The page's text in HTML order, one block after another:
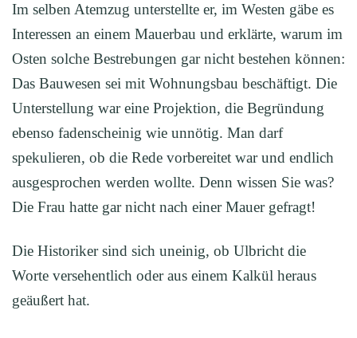
Im selben Atemzug unterstellte er, im Westen gäbe es
Interessen an einem Mauerbau und erklärte, warum im
Osten solche Bestrebungen gar nicht bestehen können:
Das Bauwesen sei mit Wohnungsbau beschäftigt. Die
Unterstellung war eine Projektion, die Begründung
ebenso fadenscheinig wie unnötig. Man darf
spekulieren, ob die Rede vorbereitet war und endlich
ausgesprochen werden wollte. Denn wissen Sie was?
Die Frau hatte gar nicht nach einer Mauer gefragt!
Die Historiker sind sich uneinig, ob Ulbricht die
Worte versehentlich oder aus einem Kalkül heraus
geäußert hat.